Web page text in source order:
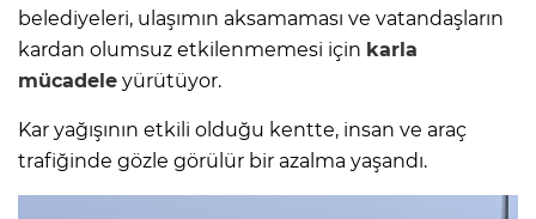
belediyeleri, ulaşımın aksamaması ve vatandaşların
kardan olumsuz etkilenmemesi için karla
mücadele yürütüyor.
Kar yağışının etkili olduğu kentte, insan ve araç
trafiğinde gözle görülür bir azalma yaşandı.